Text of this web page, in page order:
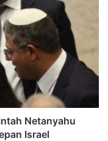
Netanyahu
Israel